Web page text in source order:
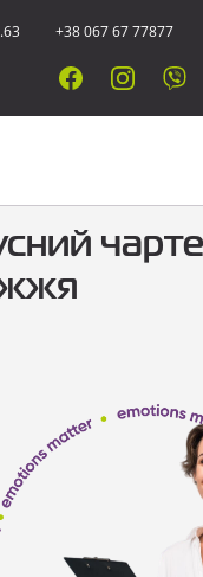
+38 067 67 77877